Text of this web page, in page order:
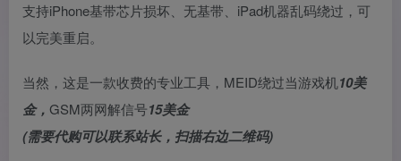
支持iPhone基带芯片损坏、无基带、iPad机器乱码绕过，可
以完美重启。
当然，这是一款收费的专业工具，MEID绕过当游戏机10美
金， GSM两网解信号15美金
(需要代购可以联系站长，扫描右边二维码)